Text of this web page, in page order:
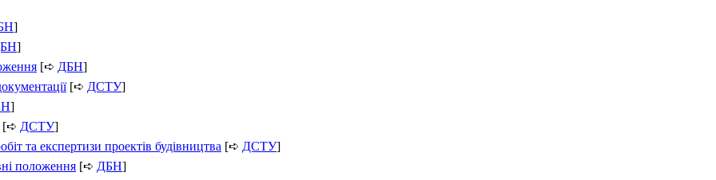
]
]
[➪ ДБН]
[➪ ДСТУ]
]
[➪ ДСТУ]
та експертизи проектів будівництва [➪ ДСТУ]
положення [➪ ДБН]